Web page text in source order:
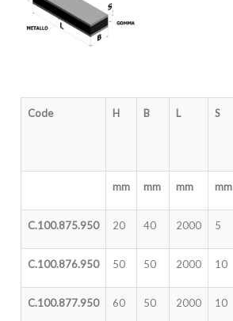
Code H B L S
mm mm mm mm
C.100.875.950 20 40 2000 5
C.100.876.950 50 50 2000 10
C.100.877.950 60 50 2000 10